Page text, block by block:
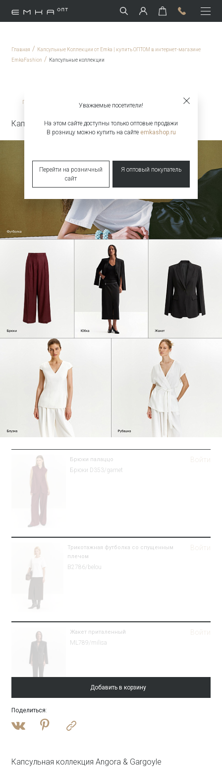
Главная / Капсульные Коллекции от Emka | купить ОПТОМ в интернет-магазине
EmkaFashion / Капсульные коллекции
Главная Капсульные коллекции
Капсульная коллекция Snow White & Raven
Брюки палаццо
Брюки D353/garnet
Войти
Уважаемые посетители!
На этом сайте доступны только оптовые продажи
В розницу можно купить на сайте emkashop.ru
Перейти на розничный
сайт
Я оптовый покупатель
Трикотажная футболка со спущенным
плечом
B2786/belou
Войти
Жакет приталенный
ML789/milisa
Войти
Блузка однотонная
Блузка B3287/lambik
Добавить в корзину
Поделиться:
Капсульная коллекция Angora & Gargoyle